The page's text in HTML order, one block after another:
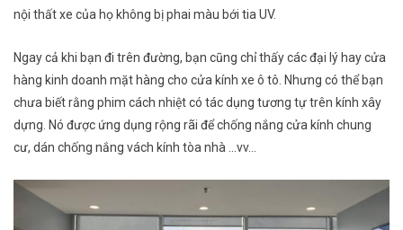
nội thất xe của họ không bị phai màu bới tia UV.
Ngay cả khi bạn đi trên đường, bạn cũng chỉ thấy các đại lý hay cửa
hàng kinh doanh mặt hàng cho cửa kính xe ô tô. Nhưng có thể bạn
chưa biết rằng phim cách nhiệt có tác dụng tương tự trên kính xây
dựng. Nó được ứng dụng rộng rãi để chống nắng cửa kính chung
cư, dán chống nắng vách kính tòa nhà …vv…